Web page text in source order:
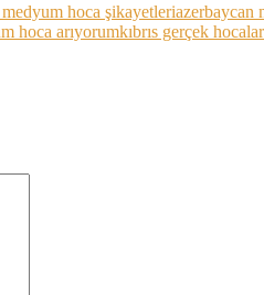
hoca şikayetleriazerbaycan
hoca arıyorumkıbrıs gerçek hocalar